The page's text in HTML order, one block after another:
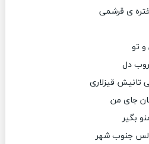
ی قرشمی
و تو
دل
تانیش قیزلاری
جای من
بگیر
جنوب شهر